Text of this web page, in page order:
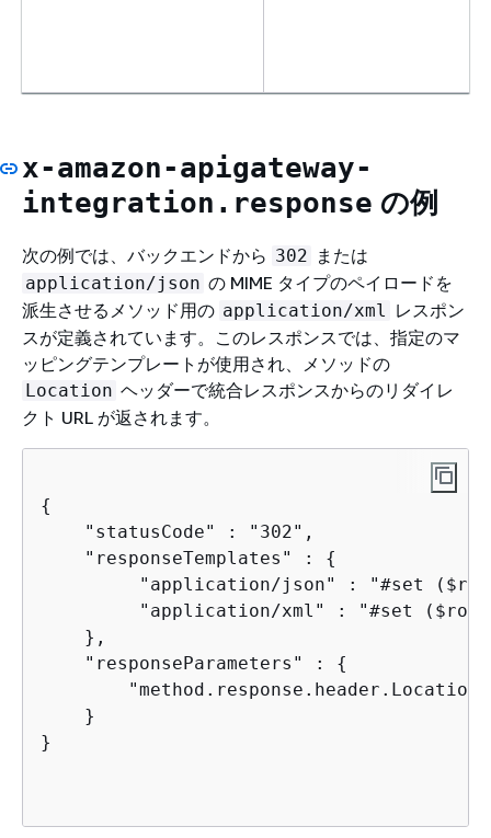
x-amazon-apigateway-
integration.response の例
次の例では、バックエンドから 302 または
application/json の MIME タイプのペイロードを
派生させるメソッド用の application/xml
レスポン
スが定義されています。このレスポンスでは、指定のマ
ッピングテンプレートが使用され、メソッドの
Location ヘッダーで統合レスポンスからのリダイレ
クト URL が返されます。
{
    "statusCode" : "302",
    "responseTemplates" :
{
"application/json" : "#set
"application/xml" : "#set
    },
    "responseParameters" :
{
    }
}